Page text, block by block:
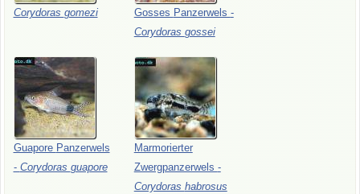
Corydoras gomezi Gosses Panzerwels -
Corydoras gossei
Guapore Panzerwels
- Corydoras guapore
Marmorierter
Zwergpanzerwels -
Corydoras habrosus